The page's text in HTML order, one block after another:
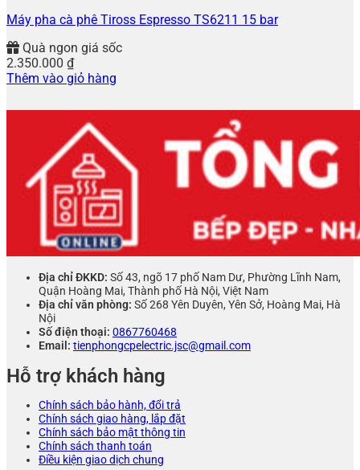
Máy pha cà phê Tiross Espresso TS6211 15 bar
Quà ngon giá sốc
2.350.000 ₫
Thêm vào giỏ hàng
Địa chỉ ĐKKD: Số 43, ngõ 17 phố Nam Dư, Phường Lĩnh Nam,
Quận Hoàng Mai, Thành phố Hà Nội, Việt Nam
Địa chỉ văn phòng: Số 268 Yên Duyên, Yên Sở, Hoàng Mai, Hà
Nội
Số điện thoại: 0867760468
Email: tienphongcpelectric.jsc@gmail.com
Hỗ trợ khách hàng
Chính sách bảo hành, đổi trả
Chính sách giao hàng, lắp đặt
Chính sách bảo mật thông tin
Chính sách thanh toán
Điều kiện giao dịch chung